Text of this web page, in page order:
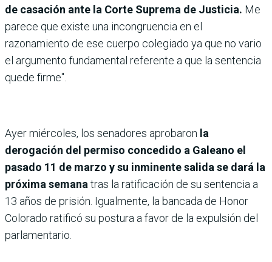
de casación ante la Corte Suprema de Justicia. Me
parece que existe una incongruencia en el
razonamiento de ese cuerpo colegiado ya que no vario
el argumento fundamental referente a que la sentencia
quede firme".
Ayer miércoles, los senadores aprobaron la
derogación del permiso concedido a Galeano el
pasado 11 de marzo y su inminente salida se dará la
próxima semana tras la ratificación de su sentencia a
13 años de prisión. Igualmente, la bancada de Honor
Colorado ratificó su postura a favor de la expulsión del
parlamentario.